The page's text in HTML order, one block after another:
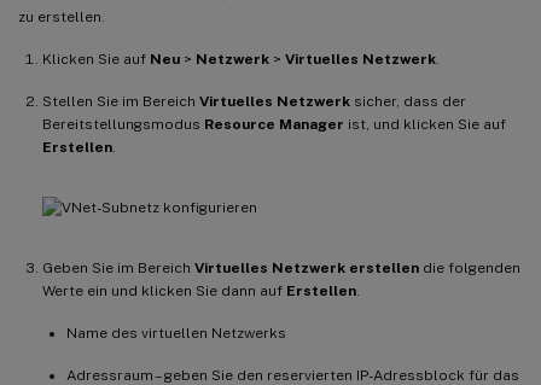
zu erstellen.
Klicken Sie auf Neu > Netzwerk > Virtuelles Netzwerk
Stellen Sie im Bereich Virtuelles Netzwerk sicher, dass der
Bereitstellungsmodus Resource Manager ist, und klicken Sie auf
Erstellen
Geben Sie im Bereich Virtuelles Netzwerk erstellen die folgenden
Werte ein und klicken Sie dann auf Erstellen
Name des virtuellen Netzwerks
Adressraum – geben Sie den reservierten IP-Adressblock für das